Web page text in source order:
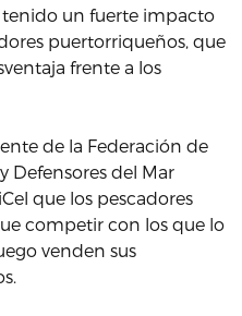
un fuerte impacto
puertorriqueños, que
frente a los
de la Federación de
Defensores del Mar
que los pescadores
competir con los que lo
venden sus